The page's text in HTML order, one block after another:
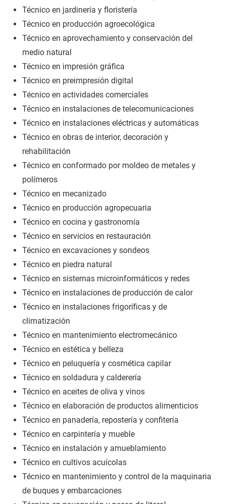
Técnico en jardinería y floristería
Técnico en producción agroecológica
Técnico en aprovechamiento y conservación del
medio natural
Técnico en impresión gráfica
Técnico en preimpresión digital
Técnico en actividades comerciales
Técnico en instalaciones de telecomunicaciones
Técnico en instalaciones eléctricas y automáticas
Técnico en obras de interior, decoración y
rehabilitación
Técnico en conformado por moldeo de metales y
polímeros
Técnico en mecanizado
Técnico en producción agropecuaria
Técnico en cocina y gastronomía
Técnico en servicios en restauración
Técnico en excavaciones y sondeos
Técnico en piedra natural
Técnico en sistemas microinformáticos y redes
Técnico en instalaciones de producción de calor
Técnico en instalaciones frigoríficas y de
climatización
Técnico en mantenimiento electromecánico
Técnico en estética y belleza
Técnico en peluquería y cosmética capilar
Técnico en soldadura y calderería
Técnico en aceites de oliva y vinos
Técnico en elaboración de productos alimenticios
Técnico en panadería, repostería y confitería
Técnico en carpintería y mueble
Técnico en instalación y amueblamiento
Técnico en cultivos acuícolas
Técnico en mantenimiento y control de la maquinaria
de buques y embarcaciones